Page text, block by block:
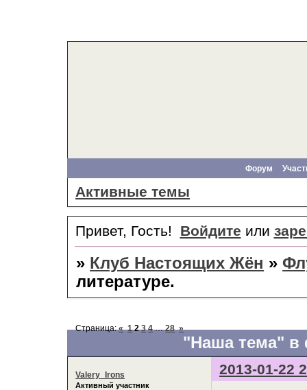
Форум
Активные темы
Привет, Гость! Войдите или
» Клуб Настоящих Жён »
литературе.
"Наша тема" в
Страница:« 1 2 3 4 … 28 »
2013-01-22
Valery_Irons
Активный участник